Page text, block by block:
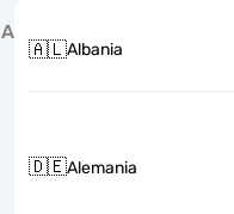
A
🇦🇱Albania
🇩🇪Alemania